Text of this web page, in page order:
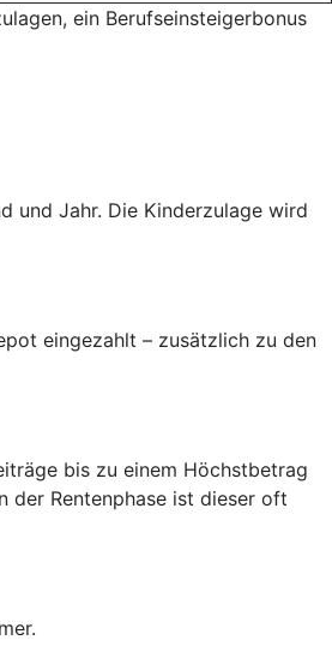
ein Berufseinsteigerbonus
und Jahr. Die Kinderzulage wird
eingezahlt – zusätzlich zu den
bis zu einem Höchstbetrag
der Rentenphase ist dieser oft